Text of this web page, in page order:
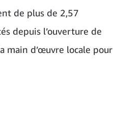
de plus de 2,57
depuis l’ouverture de
main d’œuvre locale pour